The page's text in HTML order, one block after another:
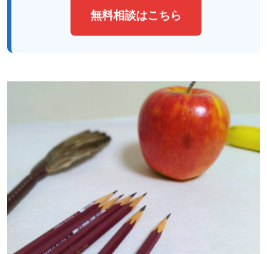
無料相談はこちら